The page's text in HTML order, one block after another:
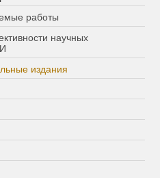
работы
научных
издания